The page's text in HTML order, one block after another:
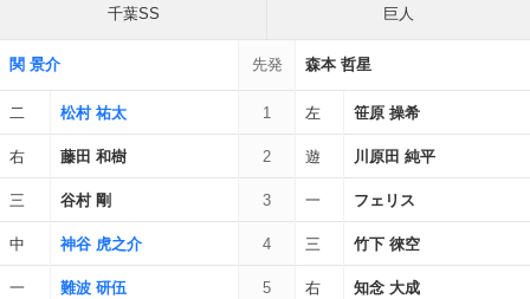
千葉SS 巨人
関 景介 先発 森本 哲星
二 松村 祐太 1 左 笹原 操希
右 藤田 和樹 2 遊 川原田 純平
三 谷村 剛 3 一 フェリス
中 神谷 虎之介 4 三 竹下 徠空
一 難波 研伍 5 右 知念 大成